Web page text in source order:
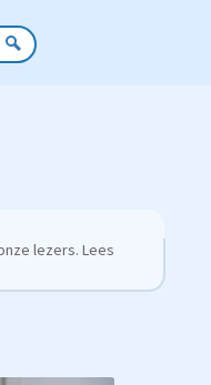
lezers. Lees